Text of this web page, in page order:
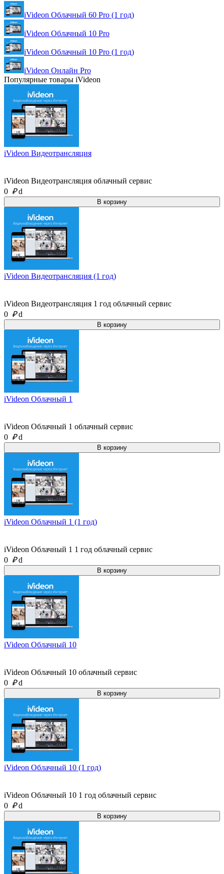
iVideon Облачный 60 Pro (1 год)
iVideon Облачный 10 Pro
iVideon Облачный 10 Pro (1 год)
iVideon Онлайн Pro
Популярные товары iVideon
iVideon Видеотрансляция
iVideon Видеотрансляция облачный сервис
0 ₽ d
iVideon Видеотрансляция (1 год)
iVideon Видеотрансляция 1 год облачный сервис
0 ₽ d
iVideon Облачный 1
iVideon Облачный 1 облачный сервис
0 ₽ d
iVideon Облачный 1 (1 год)
iVideon Облачный 1 1 год облачный сервис
0 ₽ d
iVideon Облачный 10
iVideon Облачный 10 облачный сервис
0 ₽ d
iVideon Облачный 10 (1 год)
iVideon Облачный 10 1 год облачный сервис
0 ₽ d